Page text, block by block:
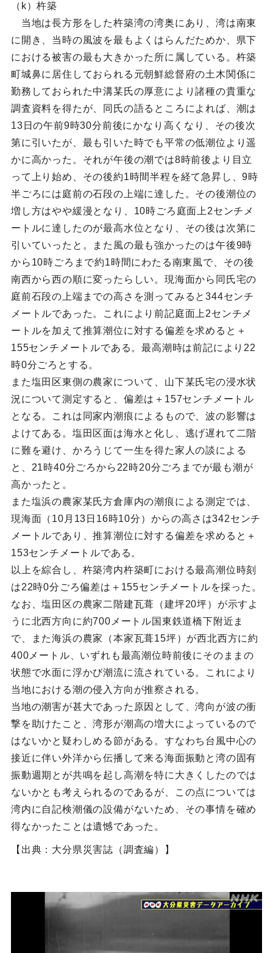
（k）杵築
当地は長方形をした杵築湾の湾奥にあり、湾は南東
に開き、当時の風波を最もよくはらんだためか、県下
における被害の最も大きかった所に属している。杵築
町城鼻に居住しておられる元朝鮮総督府の土木関係に
勤務しておられた中溝某氏の厚意により諸種の貴重な
調査資料を得たが、同氏の語るところによれば、潮は
13日の午前9時30分前後にかなり高くなり、その後次
第に引いたが、最も引いた時でも平常の低潮位より遥
かに高かった。それが午後の潮では8時前後より目立
って上り始め、その後約1時間半程を経て急昇し、9時
半ごろには庭前の石段の上端に達した。その後潮位の
増し方はやや緩漫となり、10時ごろ庭面上2センチメ
ートルに達したのが最高水位となり、その後は次第に
引いていったと。また風の最も強かったのは午後9時
から10時ごろまで約1時間にわたる南東風で、その後
南西から西の順に変ったらしい。現海面から同氏宅の
庭前石段の上端までの高さを測ってみると344センチ
メートルであった。これにより前記庭面上2センチメ
ートルを加えて推算潮位に対する偏差を求めると＋
155センチメートルである。最高潮時は前記により22
時0分ごろとする。
また塩田区東側の農家について、山下某氏宅の浸水状
況について測定すると、偏差は＋157センチメートル
となる。これは同家内潮痕によるもので、波の影響は
よけてある。塩田区面は海水と化し、逃げ遅れて二階
に難を避け、かろうじて一生を得た家人の談による
と、21時40分ごろから22時20分ごろまでが最も潮が
高かったと。
また塩浜の農家某氏方倉庫内の潮痕による測定では、
現海面（10月13日16時10分）からの高さは342センチ
メートルであり、推算潮位に対する偏差を求めると＋
153センチメートルである。
以上を綜合し、杵築湾内杵築町における最高潮位時刻
は22時0分ごろ偏差は＋155センチメートルを採った。
なお、塩田区の農家二階建瓦葺（建坪20坪）が示すよ
うに北西方向に約700メートル国東鉄道橋下附近ま
で、また海浜の農家（本家瓦葺15坪）が西北西方に約
400メートル、いずれも最高潮位時前後にそのままの
状態で水面に浮かび潮流に流されている。これにより
当地における潮の侵入方向が推察される。
当地の潮害が甚大であった原因として、湾向が波の衝
撃を助けたこと、湾形が潮高の増大によっているので
はないかと疑わしめる節がある。すなわち台風中心の
接近に伴い外洋から伝播して来る海面振動と湾の固有
振動週期とが共鳴を起し高潮を特に大きくしたのでは
ないかとも考えられるのであるが、この点については
湾内に自記検潮儀の設備がないため、その事情を確め
得なかったことは遺憾であった。
【出典：大分県災害誌（調査編）】